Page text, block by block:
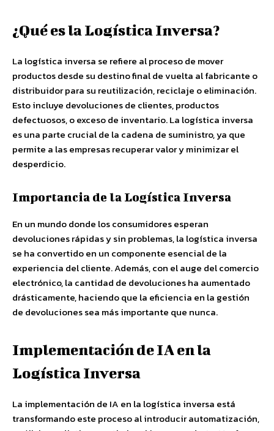
¿Qué es la Logística Inversa?
La logística inversa se refiere al proceso de mover
productos desde su destino final de vuelta al fabricante o
distribuidor para su reutilización, reciclaje o eliminación.
Esto incluye devoluciones de clientes, productos
defectuosos, o exceso de inventario. La logística inversa
es una parte crucial de la cadena de suministro, ya que
permite a las empresas recuperar valor y minimizar el
desperdicio.
Importancia de la Logística Inversa
En un mundo donde los consumidores esperan
devoluciones rápidas y sin problemas, la logística inversa
se ha convertido en un componente esencial de la
experiencia del cliente. Además, con el auge del comercio
electrónico, la cantidad de devoluciones ha aumentado
drásticamente, haciendo que la eficiencia en la gestión
de devoluciones sea más importante que nunca.
Implementación de IA en la
Logística Inversa
La implementación de IA en la logística inversa está
transformando este proceso al introducir automatización,